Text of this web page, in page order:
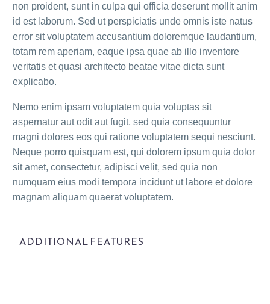
non proident, sunt in culpa qui officia deserunt mollit anim
id est laborum. Sed ut perspiciatis unde omnis iste natus
error sit voluptatem accusantium doloremque laudantium,
totam rem aperiam, eaque ipsa quae ab illo inventore
veritatis et quasi architecto beatae vitae dicta sunt
explicabo.
Nemo enim ipsam voluptatem quia voluptas sit
aspernatur aut odit aut fugit, sed quia consequuntur
magni dolores eos qui ratione voluptatem sequi nesciunt.
Neque porro quisquam est, qui dolorem ipsum quia dolor
sit amet, consectetur, adipisci velit, sed quia non
numquam eius modi tempora incidunt ut labore et dolore
magnam aliquam quaerat voluptatem.
ADDITIONAL FEATURES